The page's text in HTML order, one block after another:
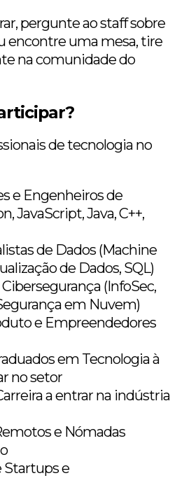
pergunte ao staff sobre
encontre uma mesa, tire
na comunidade do
de tecnologia no
e Engenheiros de
JavaScript, Java, C++,
de Dados (Machine
de Dados, SQL)
(InfoSec,
em Nuvem)
e Empreendedores
em Tecnologia à
no setor
a entrar na indústria
e Nómadas
Startups e